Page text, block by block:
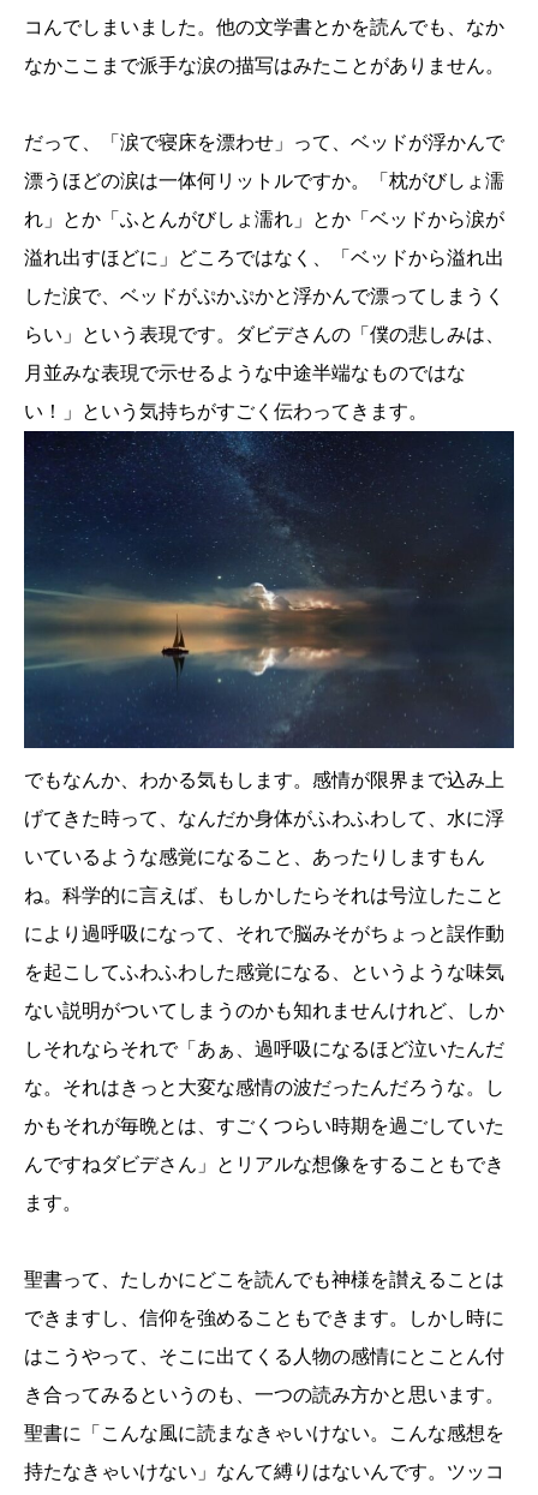
コんでしまいました。他の文学書とかを読んでも、なか
なかここまで派手な涙の描写はみたことがありません。
だって、「涙で寝床を漂わせ」って、ベッドが浮かんで
漂うほどの涙は一体何リットルですか。「枕がびしょ濡
れ」とか「ふとんがびしょ濡れ」とか「ベッドから涙が
溢れ出すほどに」どころではなく、「ベッドから溢れ出
した涙で、ベッドがぷかぷかと浮かんで漂ってしまうく
らい」という表現です。ダビデさんの「僕の悲しみは、
月並みな表現で示せるような中途半端なものではな
い！」という気持ちがすごく伝わってきます。
でもなんか、わかる気もします。感情が限界まで込み上
げてきた時って、なんだか身体がふわふわして、水に浮
いているような感覚になること、あったりしますもん
ね。科学的に言えば、もしかしたらそれは号泣したこと
により過呼吸になって、それで脳みそがちょっと誤作動
を起こしてふわふわした感覚になる、というような味気
ない説明がついてしまうのかも知れませんけれど、しか
しそれならそれで「あぁ、過呼吸になるほど泣いたんだ
な。それはきっと大変な感情の波だったんだろうな。し
かもそれが毎晩とは、すごくつらい時期を過ごしていた
んですねダビデさん」とリアルな想像をすることもでき
ます。
聖書って、たしかにどこを読んでも神様を讃えることは
できますし、信仰を強めることもできます。しかし時に
はこうやって、そこに出てくる人物の感情にとことん付
き合ってみるというのも、一つの読み方かと思います。
聖書に「こんな風に読まなきゃいけない。こんな感想を
持たなきゃいけない」なんて縛りはないんです。ツッコ